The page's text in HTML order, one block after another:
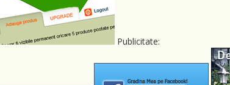
Publicitate: